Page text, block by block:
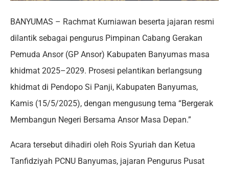
BANYUMAS – Rachmat Kurniawan beserta jajaran resmi
dilantik sebagai pengurus Pimpinan Cabang Gerakan
Pemuda Ansor (GP Ansor) Kabupaten Banyumas masa
khidmat 2025–2029. Prosesi pelantikan berlangsung
khidmat di Pendopo Si Panji, Kabupaten Banyumas,
Kamis (15/5/2025), dengan mengusung tema “Bergerak
Membangun Negeri Bersama Ansor Masa Depan.”
Acara tersebut dihadiri oleh Rois Syuriah dan Ketua
Tanfidziyah PCNU Banyumas, jajaran Pengurus Pusat